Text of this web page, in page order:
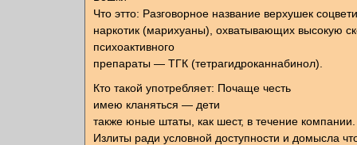
Что этто: Разговорное название верхушек
наркотик (марихуаны), охватывающих высокую
психоактивного
препараты — ТГК (тетрагидроканнабинол).
Кто такой употребляет: Почаще честь
имею кланяться — дети
также юные штаты, как шест, в течение компании.
Излиты ради условной доступности и домысла